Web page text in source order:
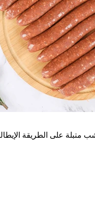
على الطريقة الإيطالية -